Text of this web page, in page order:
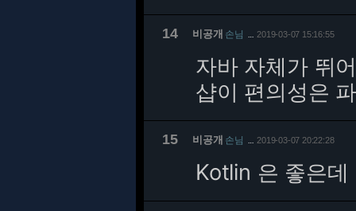
14 비공개 손님 2019-03-07 15:16:55
자바 자체가 뛰
샵이 편의성은
15 비공개 손님 2019-03-07 20:22:28
Kotlin 은 좋은데